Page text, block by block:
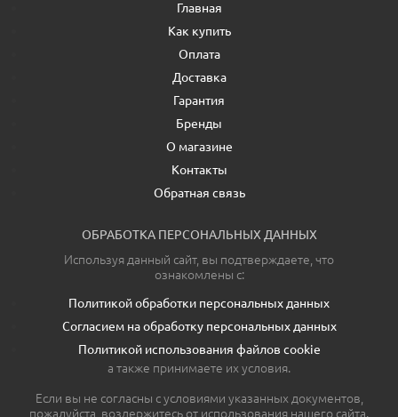
Главная
Как купить
Оплата
Доставка
Гарантия
Бренды
О магазине
Контакты
Обратная связь
ОБРАБОТКА ПЕРСОНАЛЬНЫХ ДАННЫХ
Используя данный сайт, вы подтверждаете, что
ознакомлены с:
Политикой обработки персональных данных
Согласием на обработку персональных данных
Политикой использования файлов cookie
а также принимаете их условия.
Если вы не согласны с условиями указанных документов,
пожалуйста, воздержитесь от использования нашего сайта.